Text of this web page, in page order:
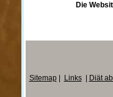
Die
Sitemap| Links| Diät